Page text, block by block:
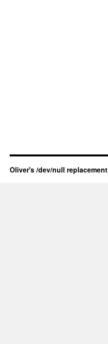
Oliver's /dev/null replacement